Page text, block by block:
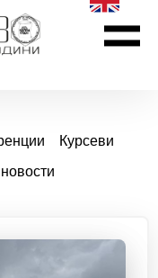
Курсеви
новости